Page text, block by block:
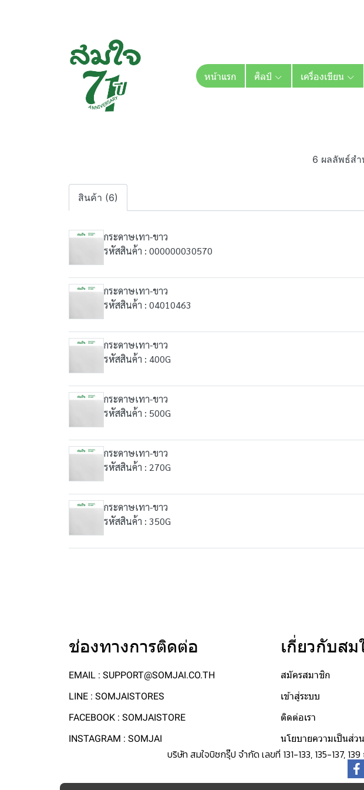
หน้าแรก ศิลป์ เครื่องเขียน
6 ผลลัพธ์ส
สินค้า (6)
กระดาษเทา-ขาว
รหัสสินค้า : 000000030570
กระดาษเทา-ขาว
รหัสสินค้า : 04010463
กระดาษเทา-ขาว
รหัสสินค้า : 400G
กระดาษเทา-ขาว
รหัสสินค้า : 500G
กระดาษเทา-ขาว
รหัสสินค้า : 270G
กระดาษเทา-ขาว
รหัสสินค้า : 350G
ช่องทางการติดต่อ
EMAIL : SUPPORT@SOMJAI.CO.TH
LINE : SOMJAISTORES
FACEBOOK : SOMJAISTORE
INSTAGRAM : SOMJAI
เกี่ยวกับสม
สมัครสมาชิก
เข้าสู่ระบบ
ติดต่อเรา
นโยบายความเป็นส่ว
บริษัท สมใจบิซกรุ๊ป จำกัด เลขที่ 131-133, 135-137,